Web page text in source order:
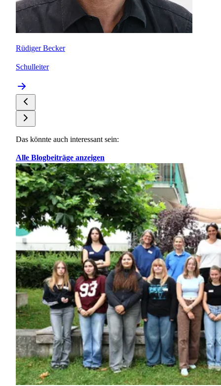
Rüdiger Becker
Schulleiter
Das könnte auch interessant sein:
Alle Blogbeiträge anzeigen